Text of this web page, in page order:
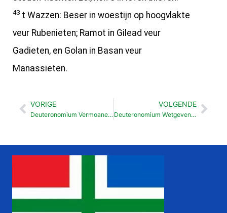
43 t Wazzen: Beser in woestijn op hoogvlakte
veur Rubenieten; Ramot in Gilead veur
Gadieten, en Golan in Basan veur
Manassieten.
Vorige
VORIGE
Deuteronomium Vermoanen zok aan wet te holden (4: 1-40)
VOLGENDE
Deuteronomium Wetgeven (4:44- 6: 3)